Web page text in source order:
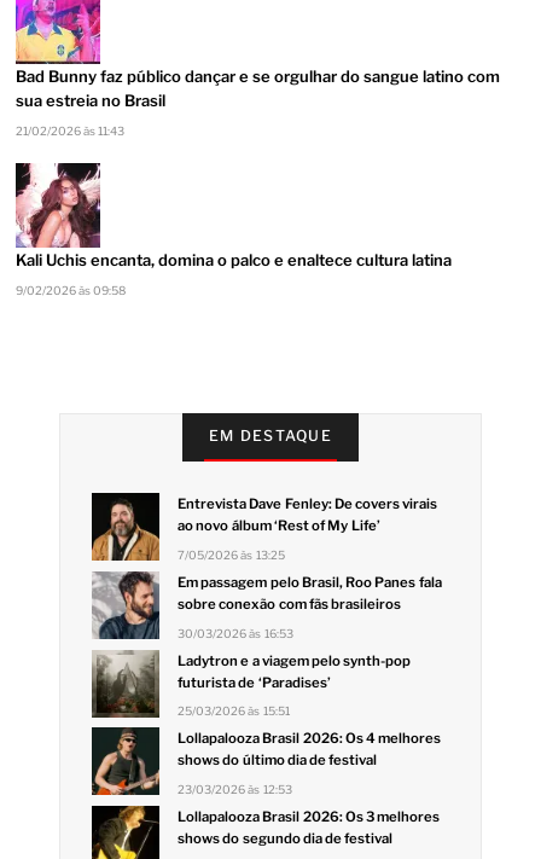
Bad Bunny faz público dançar e se orgulhar do sangue latino com
sua estreia no Brasil
21/02/2026 às 11:43
Kali Uchis encanta, domina o palco e enaltece cultura latina
9/02/2026 às 09:58
EM DESTAQUE
Entrevista Dave Fenley: De covers virais
ao novo álbum ‘Rest of My Life’
7/05/2026 às 13:25
Em passagem pelo Brasil, Roo Panes fala
sobre conexão com fãs brasileiros
30/03/2026 às 16:53
Ladytron e a viagem pelo synth-pop
futurista de ‘Paradises’
25/03/2026 às 15:51
Lollapalooza Brasil 2026: Os 4 melhores
shows do último dia de festival
23/03/2026 às 12:53
Lollapalooza Brasil 2026: Os 3 melhores
shows do segundo dia de festival